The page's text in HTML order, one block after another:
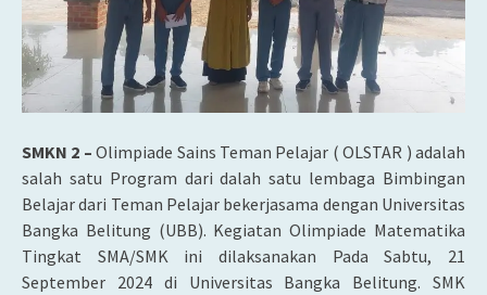
SMKN 2 – Olimpiade Sains Teman Pelajar ( OLSTAR ) adalah
salah satu Program dari dalah satu lembaga Bimbingan
Belajar dari Teman Pelajar bekerjasama dengan Universitas
Bangka Belitung (UBB). Kegiatan Olimpiade Matematika
Tingkat SMA/SMK ini dilaksanakan Pada Sabtu, 21
September 2024 di Universitas Bangka Belitung. SMK